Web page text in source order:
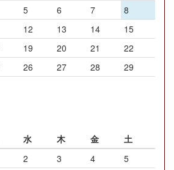
5 6 7
8
12 13 14
15
19 20 21
22
26 27 28
29
水 木 金
土
2 3 4
5